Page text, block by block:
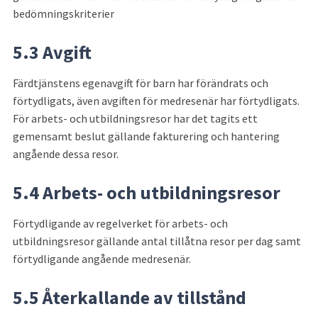
bedömningskriterier
5.3 Avgift
Färdtjänstens egenavgift för barn har förändrats och
förtydligats, även avgiften för medresenär har förtydligats.
För arbets- och utbildningsresor har det tagits ett
gemensamt beslut gällande fakturering och hantering
angående dessa resor.
5.4 Arbets- och utbildningsresor
Förtydligande av regelverket för arbets- och
utbildningsresor gällande antal tillåtna resor per dag samt
förtydligande angående medresenär.
5.5 Återkallande av tillstånd